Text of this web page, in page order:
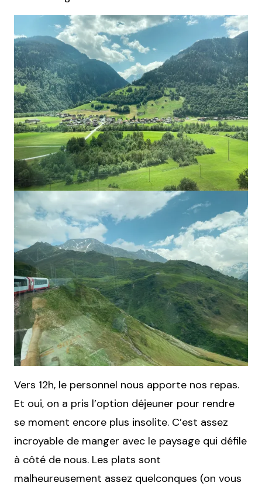
Vers 12h, le personnel nous apporte nos repas.
Et oui, on a pris l’option déjeuner pour rendre
se moment encore plus insolite. C’est assez
incroyable de manger avec le paysage qui défile
à côté de nous. Les plats sont
malheureusement assez quelconques (on vous